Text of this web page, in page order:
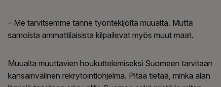
– Me tarvitsemme tänne työntekijöitä muualta. Mutta
samoista ammattilaisista kilpailevat myös muut maat.
Muualta muuttavien houkuttelemiseksi Suomeen tarvitaan
kansainvälinen rekrytointiohjelma. Pitää tietää, minkä alan